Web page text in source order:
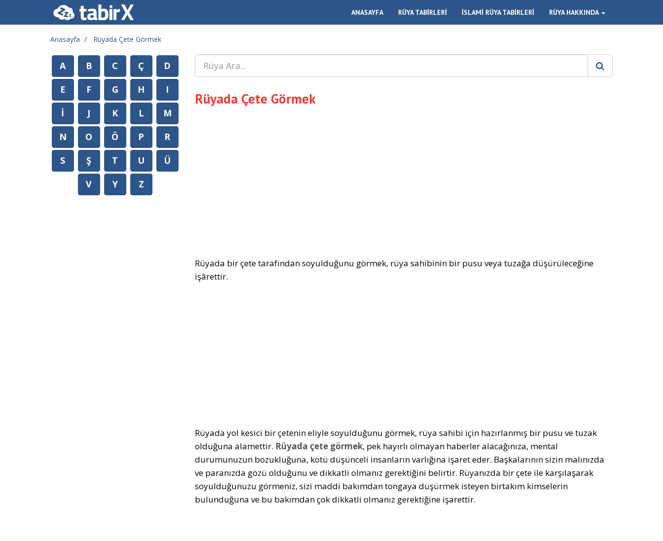
ANASAYFA RÜYA TABİRLERİ İSLAMİ RÜYA TABİRLERİ RÜYA HAKKINDA
Anasayfa Rüyada Çete Görmek
Rüyada Çete Görmek
Rüyada bir çete tarafından soyulduğunu görmek, rüya sahibinin bir pusu veya tuzağa düşürüleceğine
işârettir.
Rüyada yol kesici bir çetenin eliyle soyulduğunu görmek, rüya sahibi için hazırlanmış bir pusu ve tuzak
olduğuna alamettir. Rüyada çete görmek, pek hayırlı olmayan haberler alacağınıza, mental
durumunuzun bozukluğuna, kötü düşünceli insanların varlığına işaret eder. Başkalarının sizin malınızda
ve paranızda gözü olduğunu ve dikkatli olmanız gerektiğini belirtir. Rüyanızda bir çete ile karşılaşarak
soyulduğunuzu görmeniz, sizi maddi bakımdan tongaya düşürmek isteyen birtakım kimselerin
bulunduğuna ve bu bakımdan çok dikkatli olmanız gerektiğine işarettir.
A B C Ç
D
E
F G H
I
İ
J K L
M
N
O Ö P
R
S
Ş T U
Ü
V
Y Z